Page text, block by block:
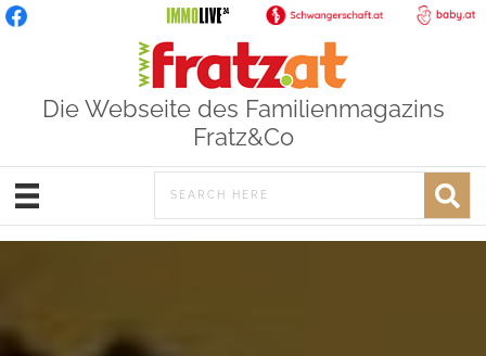
Die Webseite des Familienmagazins
Fratz&Co